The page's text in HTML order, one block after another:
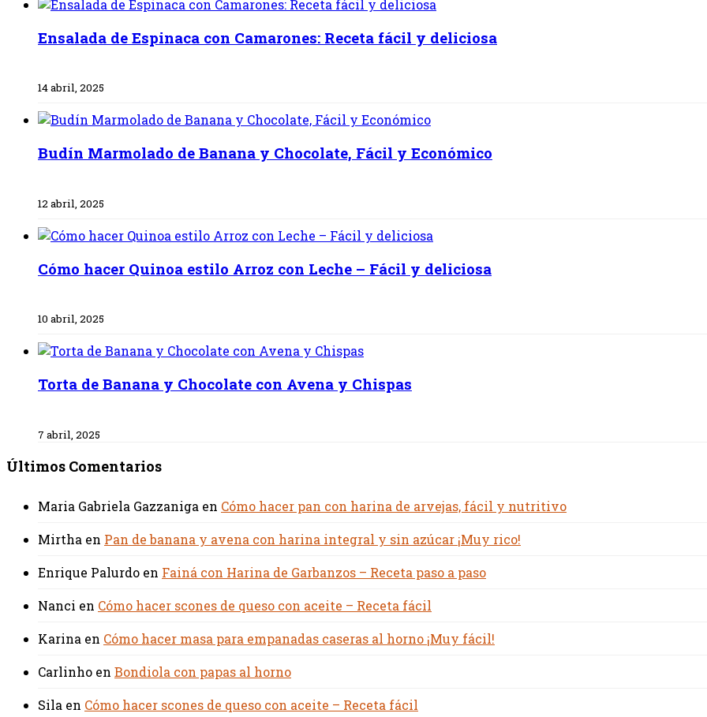
Ensalada de Espinaca con Camarones: Receta fácil y deliciosa
14 abril, 2025
Budín Marmolado de Banana y Chocolate, Fácil y Económico
12 abril, 2025
Cómo hacer Quinoa estilo Arroz con Leche – Fácil y deliciosa
10 abril, 2025
Torta de Banana y Chocolate con Avena y Chispas
7 abril, 2025
Últimos Comentarios
Maria Gabriela Gazzaniga en Cómo hacer pan con harina de arvejas, fácil y nutritivo
Mirtha en Pan de banana y avena con harina integral y sin azúcar ¡Muy rico!
Enrique Palurdo en Fainá con Harina de Garbanzos – Receta paso a paso
Nanci en Cómo hacer scones de queso con aceite – Receta fácil
Karina en Cómo hacer masa para empanadas caseras al horno ¡Muy fácil!
Carlinho en Bondiola con papas al horno
Sila en Cómo hacer scones de queso con aceite – Receta fácil